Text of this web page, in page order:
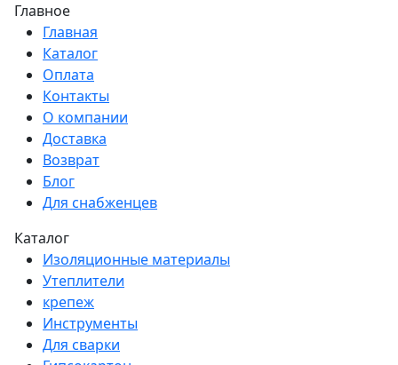
Главное
Главная
Каталог
Оплата
Контакты
О компании
Доставка
Возврат
Блог
Для снабженцев
Каталог
Изоляционные материалы
Утеплители
крепеж
Инструменты
Для сварки